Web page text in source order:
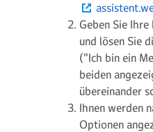
Geben Sie
und lösen Sie
("Ich bin ein
beiden
übereinander
Ihnen werden
Optionen